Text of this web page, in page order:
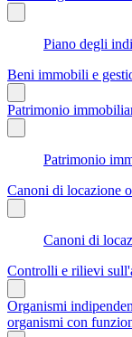
Piano degli
Beni immobili e
Patrimonio
Patrimonio
Canoni di locazione
Canoni di
Controlli e rilievi
Organismi
organismi con